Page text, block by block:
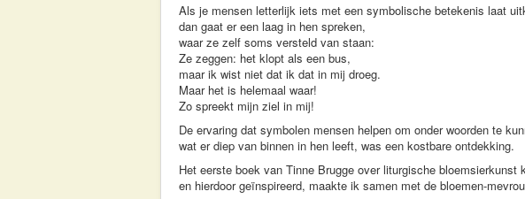
Als je mensen letterlijk iets met een symbolische betekenis laat
dan gaat er een laag in hen spreken,
waar ze zelf soms versteld van staan:
Ze zeggen: het klopt als een bus,
maar ik wist niet dat ik dat in mij droeg.
Maar het is helemaal waar!
Zo spreekt mijn ziel in mij!
De ervaring dat symbolen mensen helpen om onder woorden te
wat er diep van binnen in hen leeft, was een kostbare ontdekking.
Het eerste boek van Tinne Brugge over liturgische bloemsierkunst
en hierdoor geïnspireerd, maakte ik samen met de bloemen-